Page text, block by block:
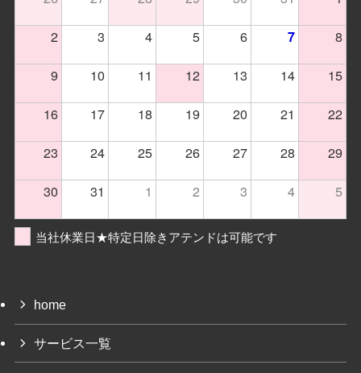
2
3 4 5 6 7
8
9
10 11 12 13 14
15
16
17 18 19 20 21
22
23
24 25 26 27 28
29
30
31 1 2 3 4 5
当社休業日★特定日除きアテンドは可能です
home
サービス一覧